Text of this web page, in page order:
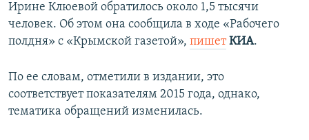
Ирине Клюевой обратилось около 1,5 тысячи
человек. Об этом она сообщила в ходе «Рабочего
полдня» с «Крымской газетой», пишет КИА.
По ее словам, отметили в издании, это
соответствует показателям 2015 года, однако,
тематика обращений изменилась.